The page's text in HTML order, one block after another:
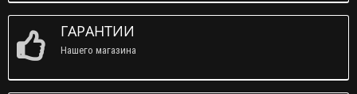
ГАРАНТИИ
Нашего магазина